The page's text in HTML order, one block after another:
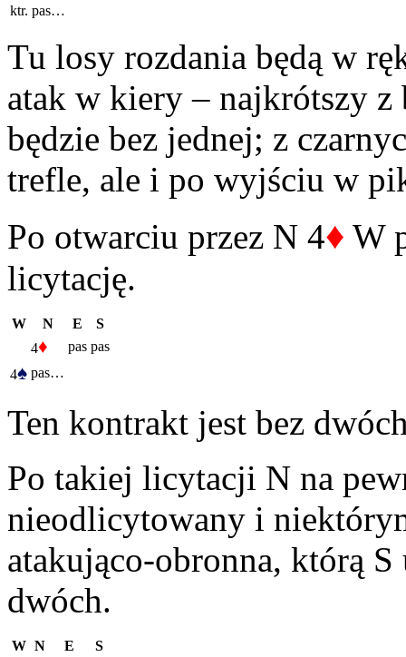
ktr. pas…
Tu losy rozdania będą w
atak w kiery – najkrótszy
będzie bez jednej; z
trefle, ale i po wyjściu w
Po otwarciu przez N 4♦ W
licytację.
W N E
S
4♦ pas pas
4♠ pas…
Ten kontrakt jest bez
Po takiej licytacji N na
nieodlicytowany i
atakująco-obronna, którą
dwóch.
W N E
S